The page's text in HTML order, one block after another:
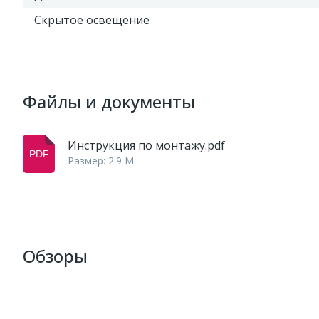
Скрытое освещение
Файлы и документы
Инструкция по монтажу.pdf
Размер: 2.9 M
Обзоры